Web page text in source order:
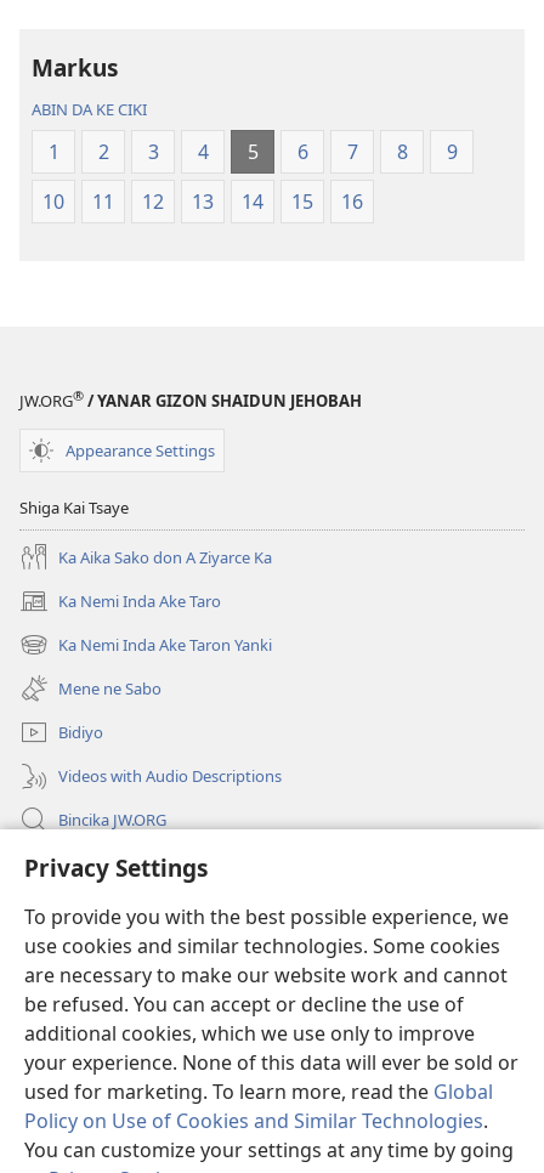
Privacy Settings
To provide you with the best possible experience, we
use cookies and similar technologies. Some cookies
are necessary to make our website work and cannot
be refused. You can accept or decline the use of
additional cookies, which we use only to improve
your experience. None of this data will ever be sold or
used for marketing. To learn more, read the Global
Policy on Use of Cookies and Similar Technologies.
You can customize your settings at any time by going
2013)2013)
Markus
ABIN DA KE CIKI
1 2 3 4 5 6 7 8
9
10
11 12 13 14 15 16
JW.ORG® / YANAR GIZON SHAIDUN JEHOBAH
Appearance Settings
Shiga Kai Tsaye
Ka Aika Sako don A Ziyarce Ka
Ka Nemi Inda Ake Taro
(opens
new
window)
Ka Nemi Inda Ake Taron Yanki
(opens
new
window)
Mene ne Sabo
Bidiyo
Videos with Audio Descriptions
Bincika JW.ORG
Labaran Shari’a
Gudummawa
(opens
new
window)Watchtower LABURARE NA INTANE
(opens
new
JW Hub ®
(opens
new
window)